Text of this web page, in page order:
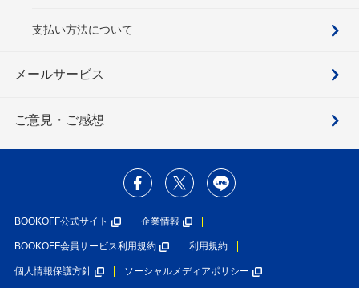
支払い方法について
メールサービス
ご意見・ご感想
BOOKOFF公式サイト 企業情報
BOOKOFF会員サービス利用規約 利用規約
個人情報保護方針 ソーシャルメディアポリシー